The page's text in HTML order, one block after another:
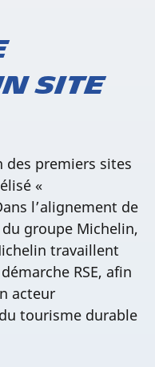
site
des premiers sites
«
l’alignement de
groupe Michelin,
travaillent
RSE, afin
acteur
tourisme durable